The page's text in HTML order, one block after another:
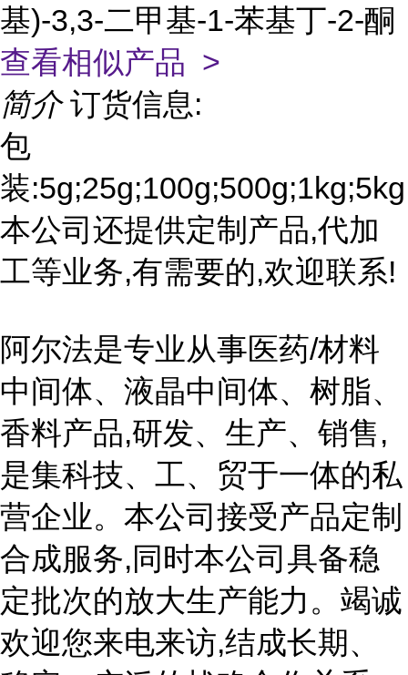
基)-3,3-二甲基-1-苯基丁-2-酮
查看相似产品 >
简介 订货信息:
包
装:5g;25g;100g;500g;1kg;5kg
本公司还提供定制产品,代加
工等业务,有需要的,欢迎联系!
阿尔法是专业从事医药/材料
中间体、液晶中间体、树脂、
香料产品,研发、生产、销售,
是集科技、工、贸于一体的私
营企业。本公司接受产品定制
合成服务,同时本公司具备稳
定批次的放大生产能力。竭诚
欢迎您来电来访,结成长期、